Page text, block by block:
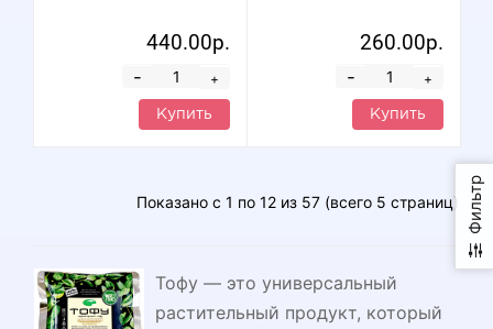
Фильтр
440.00р.
+
-
Купить
260.00р.
+
-
Купить
Показано с 1 по 12 из 57 (всего 5 страниц)
Тофу — это универсальный
растительный продукт, который